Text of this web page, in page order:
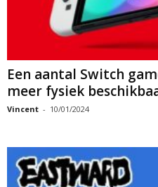
Een aantal Switch
meer fysiek
Vincent - 10/01/2024